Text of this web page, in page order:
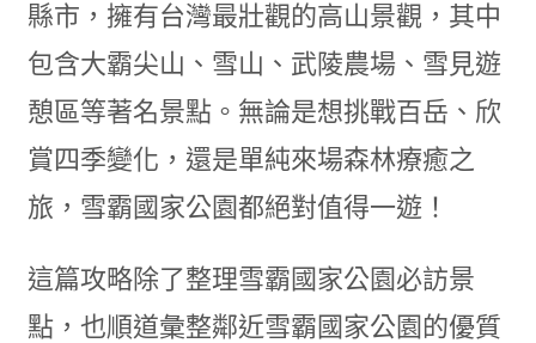
縣市，擁有台灣最壯觀的高山景觀，其中
包含大霸尖山、雪山、武陵農場、雪見遊
憩區等著名景點。無論是想挑戰百岳、欣
賞四季變化，還是單純來場森林療癒之
旅，雪霸國家公園都絕對值得一遊！
這篇攻略除了整理雪霸國家公園必訪景
點，也順道彙整鄰近雪霸國家公園的優質